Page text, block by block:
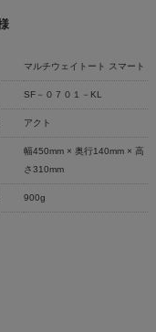
マルチウェイトート スマート
SF－０７０１－KL
アクト
幅450mm × 奥行140mm × 高
さ310mm
900g